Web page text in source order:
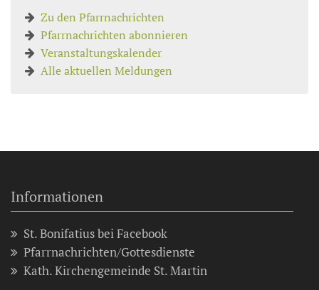
Zu den Pfarrnachrichten
Pfarrnachrichten abonnieren
Veranstaltungskalender
Alle aktuellen Meldungen
Informationen
St. Bonifatius bei Facebook
Pfarrnachrichten/Gottesdienste
Kath. Kirchengemeinde St. Martin